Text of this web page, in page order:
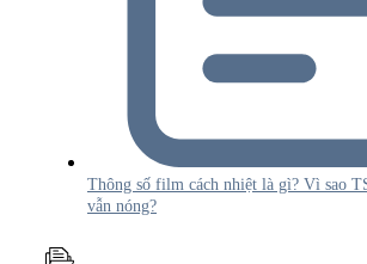
Thông số film cách nhiệt là gì? Vì sao
vẫn nóng?